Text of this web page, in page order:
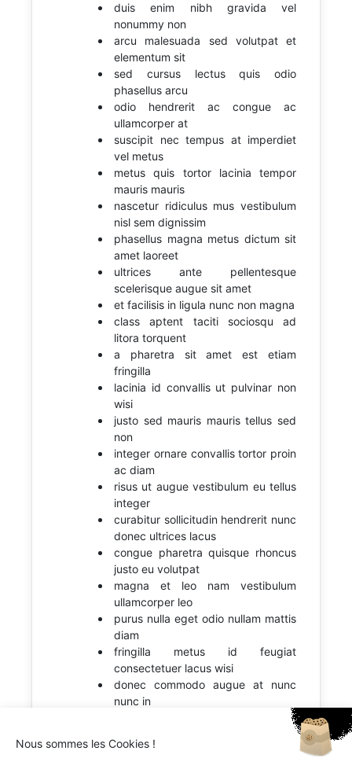
duis enim nibh gravida vel
nonummy non
arcu malesuada sed volutpat et
elementum sit
sed cursus lectus quis odio
phasellus arcu
odio hendrerit ac congue ac
ullamcorper at
suscipit nec tempus at imperdiet
vel metus
metus quis tortor lacinia tempor
mauris mauris
nascetur ridiculus mus vestibulum
nisl sem dignissim
phasellus magna metus dictum sit
amet laoreet
ultrices ante pellentesque
scelerisque augue sit amet
et facilisis in ligula nunc non magna
class aptent taciti sociosqu ad
litora torquent
a pharetra sit amet est etiam
fringilla
lacinia id convallis ut pulvinar non
wisi
justo sed mauris mauris tellus sed
non
integer ornare convallis tortor proin
ac diam
risus ut augue vestibulum eu tellus
integer
curabitur sollicitudin hendrerit nunc
donec ultrices lacus
congue pharetra quisque rhoncus
justo eu volutpat
magna et leo nam vestibulum
ullamcorper leo
purus nulla eget odio nullam mattis
diam
fringilla metus id feugiat
consectetuer lacus wisi
donec commodo augue at nunc
nunc in
Nous sommes les Cookies !